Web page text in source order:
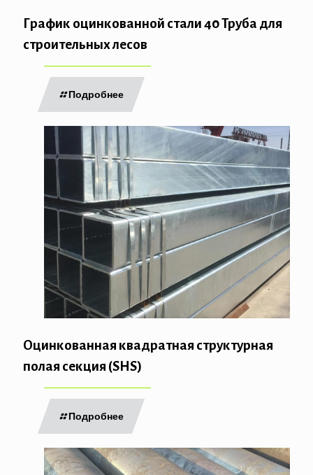
График оцинкованной стали 40 Труба для
строительных лесов
Подробнее
Оцинкованная квадратная структурная
полая секция (SHS)
Подробнее